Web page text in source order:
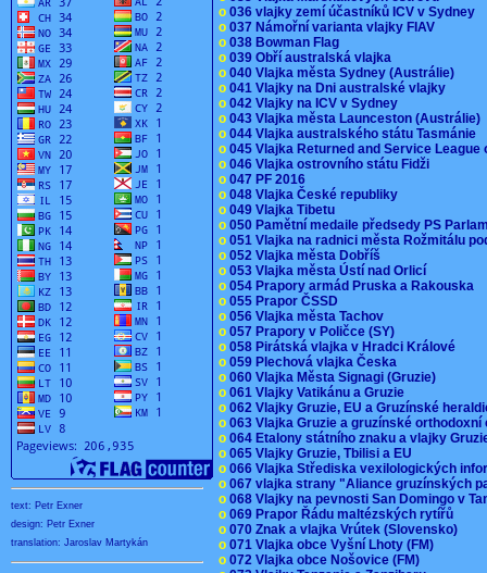
text: Petr Exner
design: Petr Exner
translation: Jaroslav Martykán
o 036 vlajky zemí účastníků ICV v Sydney
o 037 Námořní varianta vlajky FIAV
o 038 Bowman Flag
o 039 Obří australská vlajka
o 040 Vlajka města Sydney (Austrálie)
o 041 Vlajky na Dni australské vlajky
o 042 Vlajky na ICV v Sydney
o 043 Vlajka města Launceston (Austrálie)
o 044 Vlajka australského státu Tasmánie
o 045 Vlajka Returned and Service
o 046 Vlajka ostrovního státu Fidži
o 047 PF 2016
o 048 Vlajka České republiky
o 049 Vlajka Tibetu
o 050 Pamětní medaile předsedy PS
o 051 Vlajka na radnici města Rožmitálu
o 052 Vlajka města Dobříš
o 053 Vlajka města Ústí nad Orlicí
o 054 Prapory armád Pruska a Rakouska
o 055 Prapor ČSSD
o 056 Vlajka města Tachov
o 057 Prapory v Poličce (SY)
o 058 Pirátská vlajka v Hradci Králové
o 059 Plechová vlajka Česka
o 060 Vlajka Města Signagi (Gruzie)
o 061 Vlajky Vatikánu a Gruzie
o 062 Vlajky Gruzie, EU a Gruzínské
o 063 Vlajka Gruzie a gruzínské
o 064 Etalony státního znaku a vlajky
o 065 Vlajky Gruzie, Tbilisi a EU
o 066 Vlajka Střediska vexilologických
o 067 vlajka strany "Aliance gruzínských
o 068 Vlajky na pevnosti San Domingo v
o 069 Prapor Řádu maltézských rytířů
o 070 Znak a vlajka Vrútek (Slovensko)
o 071 Vlajka obce Vyšní Lhoty (FM)
o 072 Vlajka obce Nošovice (FM)